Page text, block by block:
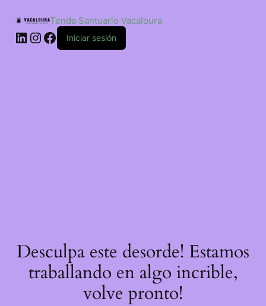
contido
Tenda Santuario Vacaloura
LinkedIn
Instagram
Facebook
Iniciar sesión
Desculpa este desorde! Estamos
traballando en algo incrible,
volve pronto!